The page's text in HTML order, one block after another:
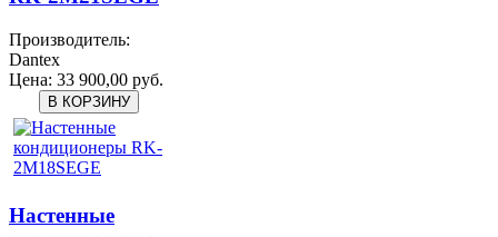
Производитель:
Dantex
Цена: 33 900,00 руб.
Настенные